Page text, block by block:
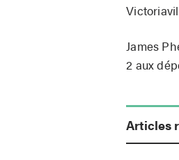
James
2 aux
Articles